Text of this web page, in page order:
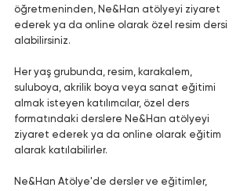
öğretmeninden, Ne&Han atölyeyi ziyaret
ederek ya da online olarak özel resim dersi
alabilirsiniz.
Her yaş grubunda, resim, karakalem,
suluboya, akrilik boya veya sanat eğitimi
almak isteyen katılımcılar, özel ders
formatındaki derslere Ne&Han atölyeyi
ziyaret ederek ya da online olarak eğitim
alarak katılabilirler.
Ne&Han Atölye'de dersler ve eğitimler,